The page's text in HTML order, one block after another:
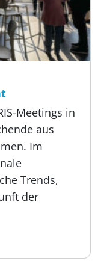
Meetings in
aus
Im
Trends,
der